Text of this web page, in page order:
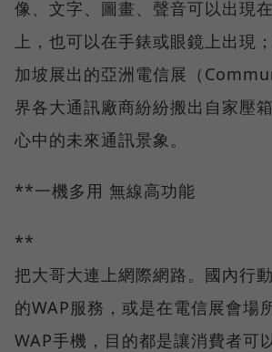
像、文字、圖畫、聲音可以出現
上，也可以在手錶或眼鏡上出現
加坡展出的亞洲電信展（
界各大通訊廠商紛紛搬出自家壓
心中的未來通訊景象。
**一機多用 無線高功能
**
把大哥大連上網際網路。國內行
的WAP服務，或是在電信展會場
WAP手機，目的都是讓消費者可